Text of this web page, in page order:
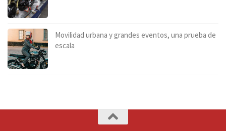
Movilidad urbana y grandes eventos, una prueba de
escala